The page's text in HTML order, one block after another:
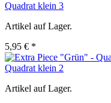
Quadrat klein 3
Artikel auf Lager.
5,95 € *
Quadrat klein 2
Artikel auf Lager.